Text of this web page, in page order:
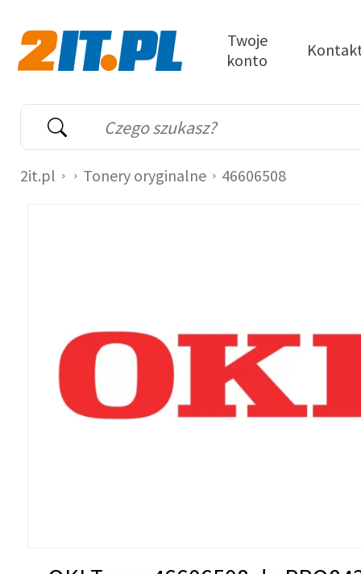
Wyszukiwarka
Słowo kluczowe
Twoje
konto
2it.pl Tonery oryginalne 46606508